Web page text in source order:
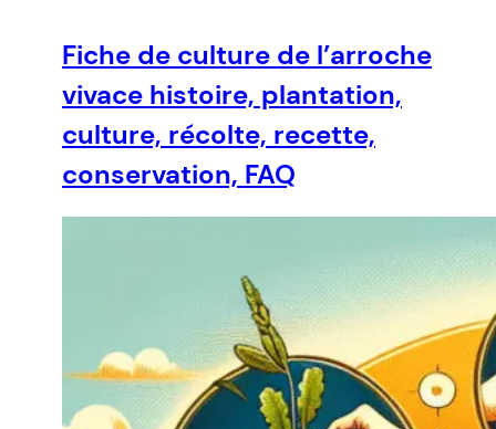
Fiche de culture de l’arroche
vivace histoire, plantation,
culture, récolte, recette,
conservation, FAQ